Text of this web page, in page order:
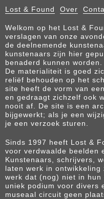
Lost & Found Over
Welkom op het Lost &
verslagen van onze
de deelnemende
kunstenaars zijn hier
benaderd kunnen
De materialiteit is goed
reliëf behouden op het
site heeft de vorm van
en gedraagt zichzelf ook
nooit af. De site is een
bijgewerkt; als je een
je een verzoek sturen.
Sinds 1997 heeft Lost &
voor verdwaalde beelden
Kunstenaars, schrijvers,
laten werk in
werk dat (nog) niet in hun
uniek podium voor divers
museaal circuit geen